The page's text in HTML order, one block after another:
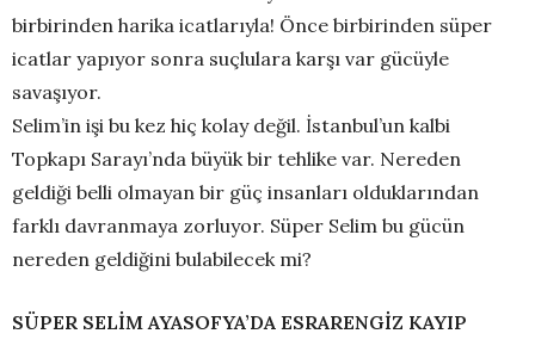
birbirinden harika icatlarıyla! Önce birbirinden süper
icatlar yapıyor sonra suçlulara karşı var gücüyle
savaşıyor.
Selim’in işi bu kez hiç kolay değil. İstanbul’un kalbi
Topkapı Sarayı’nda büyük bir tehlike var. Nereden
geldiği belli olmayan bir güç insanları olduklarından
farklı davranmaya zorluyor. Süper Selim bu gücün
nereden geldiğini bulabilecek mi?
SÜPER SELİM AYASOFYA’DA ESRARENGİZ KAYIP